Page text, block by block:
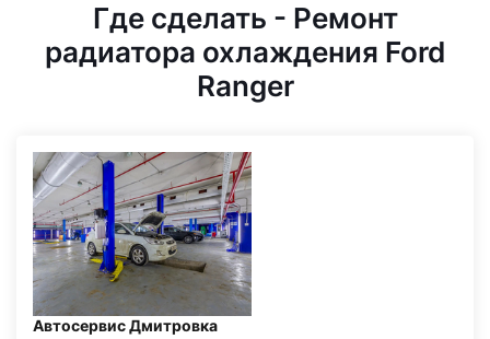
Где сделать - Ремонт
радиатора охлаждения Ford
Ranger
Автосервис Дмитровка